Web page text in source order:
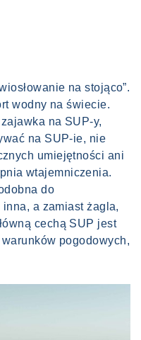
na stojąco”.
wodny na świecie.
na SUP-y,
na SUP-ie, nie
umiejętności ani
wtajemniczenia.
do
a zamiast żagla,
cechą SUP jest
pogodowych,